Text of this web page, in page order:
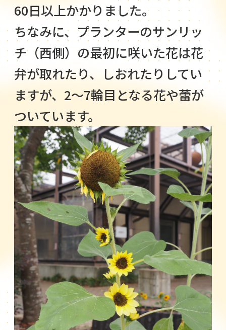
60日以上かかりました。
ちなみに、プランターのサンリッ
チ（西側）の最初に咲いた花は花
弁が取れたり、しおれたりしてい
ますが、2～7輪目となる花や蕾が
ついています。